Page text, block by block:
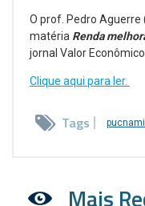
O prof. Pedro
matéria Renda
jornal Valor Econômico.
Clique aqui para ler.
Tags
Mais